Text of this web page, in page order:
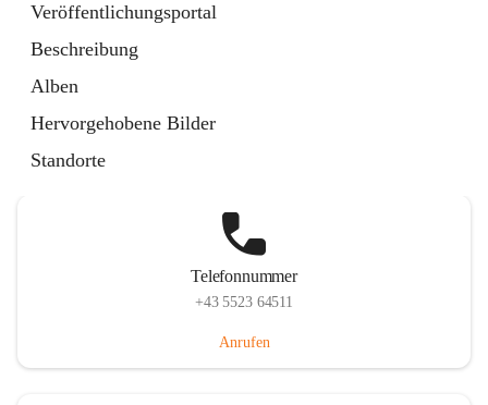
Veröffentlichungsportal
Beschreibung
Alben
Hervorgehobene Bilder
Standorte
Telefonnummer
+43 5523 64511
Anrufen